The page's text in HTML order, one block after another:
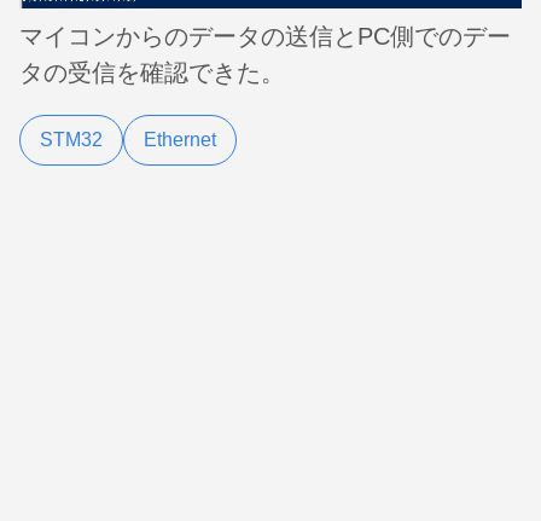
マイコンからのデータの送信とPC側でのデー
タの受信を確認できた。
STM32 Ethernet